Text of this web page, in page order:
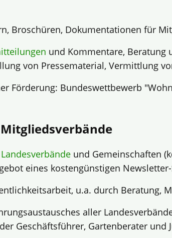
Broschüren, Dokumentationen für
und Kommentare, Beratung
von Pressematerial, Vermittlung
Förderung: Bundeswettbewerb
Landesverbände und Gemeinschaften
eines kostengünstigen
u.a. durch Beratung,
aller
Geschäftsführer, Gartenberater und